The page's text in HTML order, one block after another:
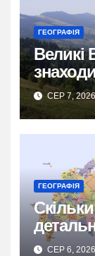
ГЕОГРАФІЯ
Великі
СЕР 7,
ГЕОГРАФІЯ
СЕР 6, 2026